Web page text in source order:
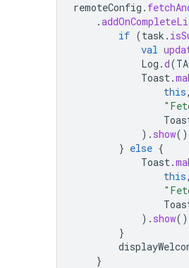
remoteConfig .
.
if (task .
val
Log .d(
Toast.
this,
). show()
} else {
Toast.
this,
). show()
}
}